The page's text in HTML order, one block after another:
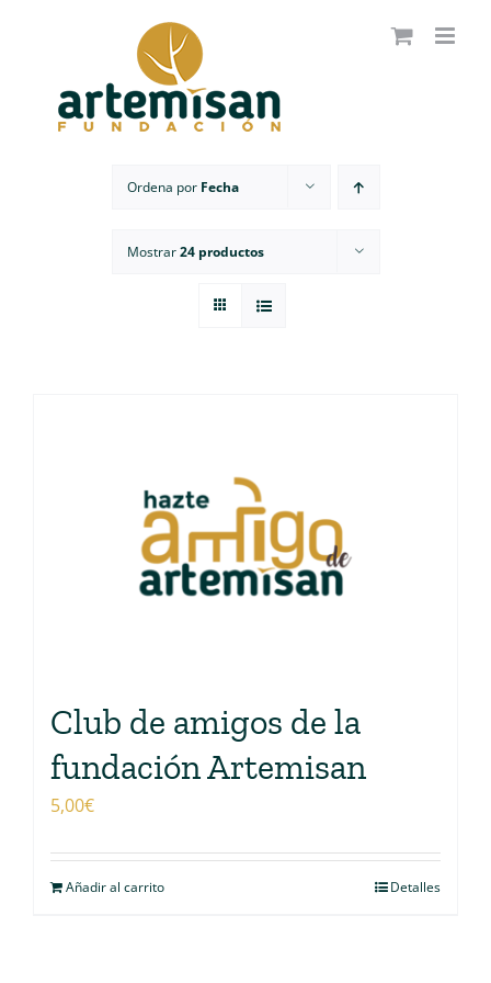
Ordena por Fecha
Mostrar24 productos
Club de amigos de la
fundación Artemisan
5,00€
Añadir al carrito Detalles